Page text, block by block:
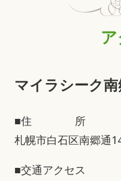
マイラシーク
■住 所
札幌市白石区南郷通
■交通アクセス